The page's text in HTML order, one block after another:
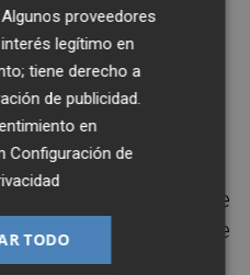
de la Albufera
los cazadores
tienen más a
en Terra utiliza
y en esta
salvaje, solo que
más creativa que
un espectáculo este
pueda parecer, el
proveedores
legítimo en
tiene derecho a
de publicidad.
en
Configuración de
TODO